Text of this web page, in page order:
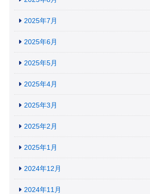
2025年7月
2025年6月
2025年5月
2025年4月
2025年3月
2025年2月
2025年1月
2024年12月
2024年11月